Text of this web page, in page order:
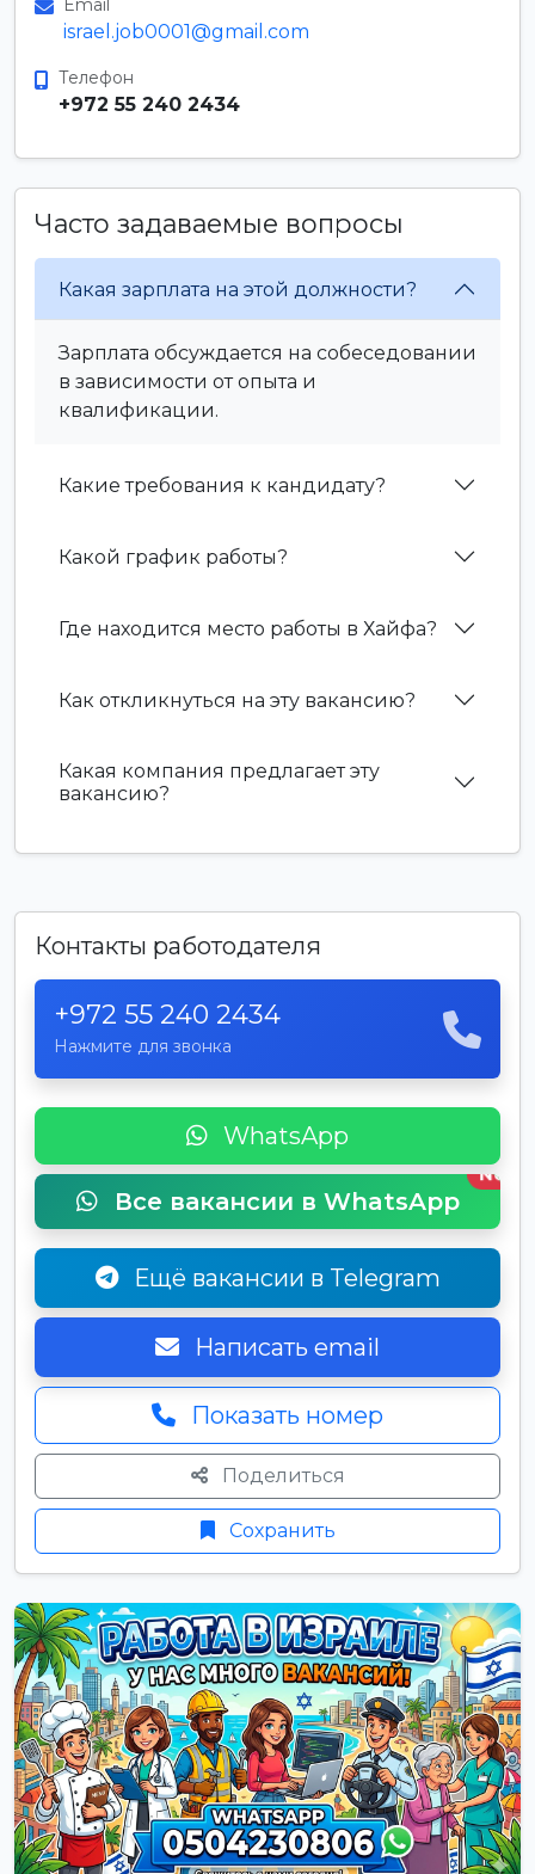
Email
israel.job0001@gmail.com
Телефон
+972 55 240 2434
Часто задаваемые вопросы
Какая зарплата на этой должности?
Зарплата обсуждается на собеседовании
в зависимости от опыта и
квалификации.
Какие требования к кандидату?
Какой график работы?
Где находится место работы в Хайфа?
Как откликнуться на эту вакансию?
Какая компания предлагает эту
вакансию?
Контакты работодателя
+972 55 240 2434
Нажмите для звонка
WhatsApp
Все вакансии в WhatsApp
New
Ещё вакансии в Telegram
Написать email
Показать номер
Поделиться
Сохранить